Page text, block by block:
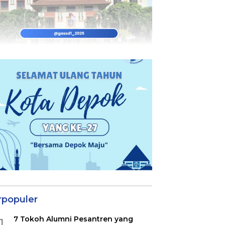
7 Tokoh Alumni Pesantren yang